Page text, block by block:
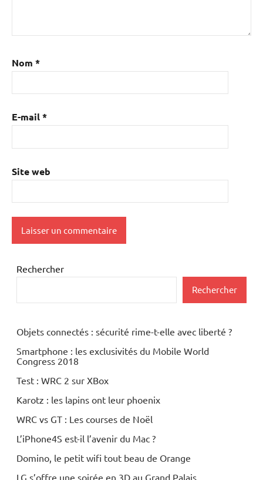
Nom *
E-mail*
Site web
Rechercher
Rechercher
Objets connectés : sécurité rime-t-elle avec liberté ?
Smartphone : les exclusivités du Mobile World
Congress 2018
Test : WRC 2 sur XBox
Karotz : les lapins ont leur phoenix
WRC vs GT : Les courses de Noël
L’iPhone4S est-il l’avenir du Mac ?
Domino, le petit wifi tout beau de Orange
LG s’offre une soirée en 3D au Grand Palais